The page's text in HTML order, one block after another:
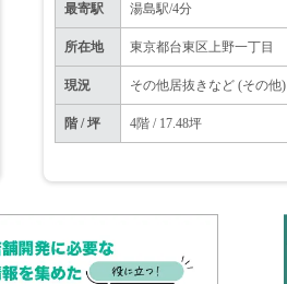
最寄駅 湯島駅/4分
所在地 東京都台東区上野一丁目
現況 その他居抜きなど (その他)
階 / 坪 4階 / 17.48坪